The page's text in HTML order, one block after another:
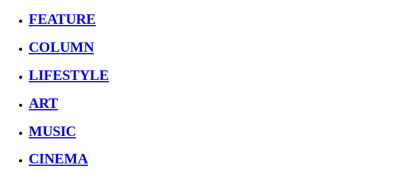
FEATURE
COLUMN
LIFESTYLE
ART
MUSIC
CINEMA